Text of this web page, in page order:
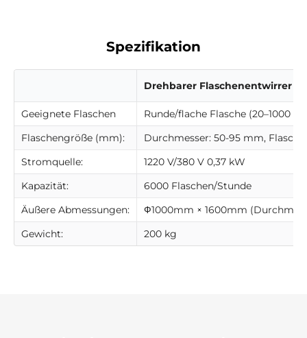
Spezifikation
Drehbarer Flaschenentwirrer
Geeignete Flaschen
Runde/flache Flasche (20–1000
Flaschengröße (mm):
Durchmesser: 50-95 mm,
Stromquelle:
1220 V/380 V 0,37 kW
Kapazität:
6000 Flaschen/Stunde
Äußere Abmessungen:
Ф1000mm × 1600mm
Gewicht:
200 kg